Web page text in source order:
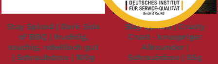
Stay Spiced | Dark Side
of BBQ | fruchtig,
rauchig, rebellisch gut
| Schraubdose | 100g
Stay Spiced | Crusty
Crust - knuspriger
Allrounder |
Schraubdose | 85g